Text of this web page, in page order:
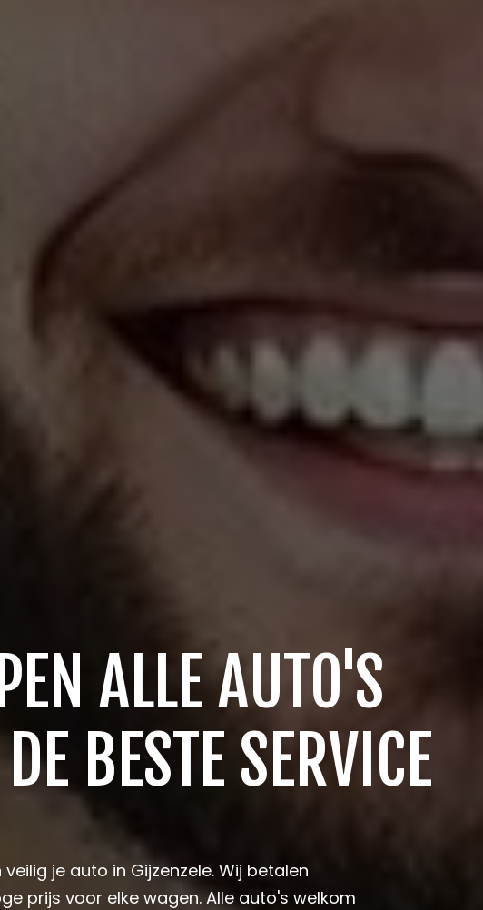
ALLE AUTO'S
BESTE SERVICE
je auto in Gijzenzele. Wij betalen
prijs voor elke wagen. Alle auto's welkom